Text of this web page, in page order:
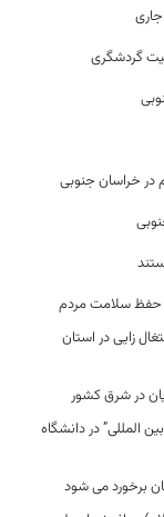
گردشگری
در خراسان جنوبی
حفظ سلامت مردم
زایی در استان
در شرق کشور
المللی” در دانشگاه